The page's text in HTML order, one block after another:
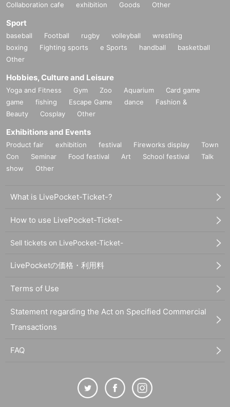
Collaboration cafe exhibition Goods Other
Sport
baseball Football rugby volleyball
wrestling
boxing
Fighting sports e Sports handball
basketball
Other
Hobbies, Culture and Leisure
Yoga and Fitness Gym Zoo Aquarium
Card game
game
fishing Escape Game dance
Fashion &
Beauty
Cosplay Other
Exhibitions and Events
Product fair exhibition festival Fireworks display
Town
Con
Seminar Food festival Art School festival
Talk
show
Other
What is LivePocket-Ticket-?
How to use LivePocket-Ticket-
Sell tickets on LivePocket-Ticket-
LivePocketの価格・利用料
Terms of Use
Statement regarding the Act on Specified Commercial
Transactions
FAQ